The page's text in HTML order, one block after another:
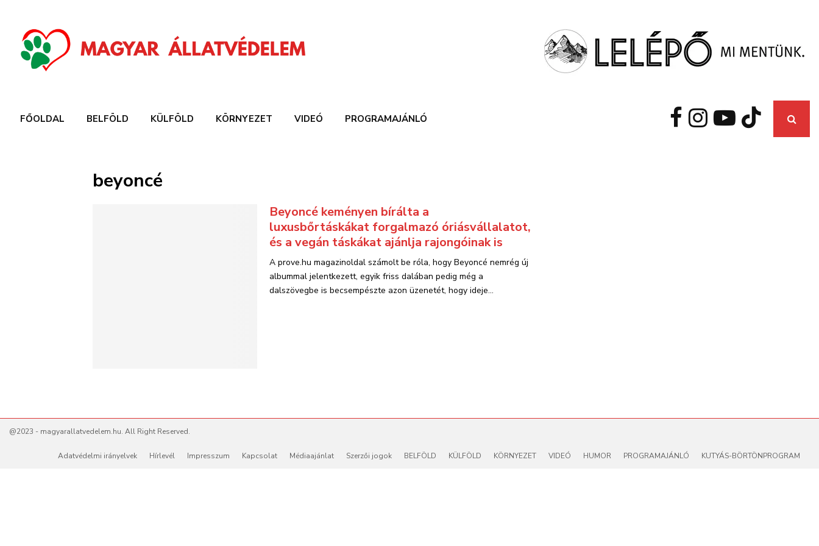
FŐOLDAL BELFÖLD KÜLFÖLD KÖRNYEZET VIDEÓ PROGRAMAJÁNLÓ
beyoncé
Beyoncé keményen bírálta a
luxusbőrtáskákat forgalmazó óriásvállalatot,
és a vegán táskákat ajánlja rajongóinak is
A prove.hu magazinoldal számolt be róla, hogy Beyoncé nemrég új
albummal jelentkezett, egyik friss dalában pedig még a
dalszövegbe is becsempészte azon üzenetét, hogy ideje...
@2023 - magyarallatvedelem.hu. All Right Reserved.
Adatvédelmi irányelvek Hírlevél Impresszum Kapcsolat Médiaajánlat Szerzői jogok BELFÖLD KÜLFÖLD KÖRNYEZET VIDEÓ HUMOR PROGRAMAJÁNLÓ KUTYÁS-BÖRTÖNPROGRAM